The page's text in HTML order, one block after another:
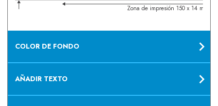
Zona de impresión 150 x 14 mm
COLOR DE FONDO
AÑADIR TEXTO